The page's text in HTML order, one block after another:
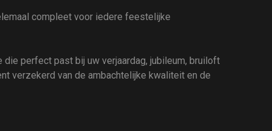
compleet voor iedere feestelijke
perfect past bij uw verjaardag, jubileum, bruiloft
verzekerd van de ambachtelijke kwaliteit en de